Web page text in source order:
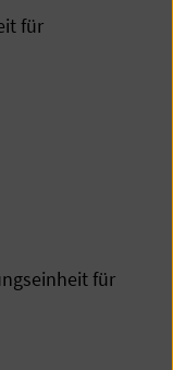
für
für